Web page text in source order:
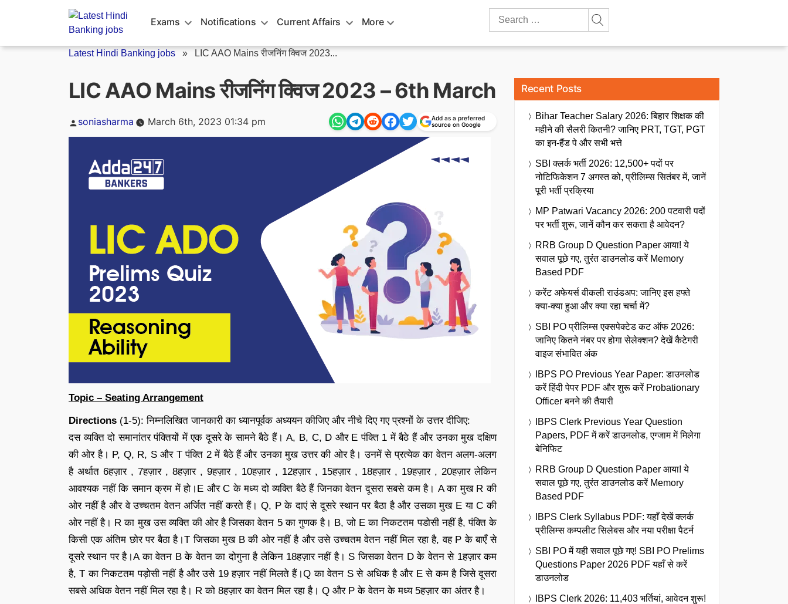
Exams Notifications Current Affairs More
Search
Latest Hindi Banking jobs » LIC AAO Mains रीजनिंग क्विज 2023...
LIC AAO Mains रीजनिंग क्विज 2023 – 6th March
Posted
soniasharma March 6th, 2023 01:34 pm
Add as a preferred
source on Google
Topic – Seating Arrangement
Directions (1-5): निम्नलिखित जानकारी का ध्यानपूर्वक अध्ययन कीजिए और नीचे दिए गए प्रश्नों के उत्तर दीजिए:
दस व्यक्ति दो समानांतर पंक्तियों में एक दूसरे के सामने बैठे हैं। A, B, C, D और E पंक्ति 1 में बैठे हैं और उनका मुख दक्षिण
की ओर है। P, Q, R, S और T पंक्ति 2 में बैठे हैं और उनका मुख उत्तर की ओर है। उनमें से प्रत्येक का वेतन अलग-अलग
है अर्थात 6हज़ार , 7हज़ार , 8हज़ार , 9हज़ार , 10हज़ार , 12हज़ार , 15हज़ार , 18हज़ार , 19हज़ार , 20हज़ार लेकिन
आवश्यक नहीं कि समान क्रम में हो।E और C के मध्य दो व्यक्ति बैठे हैं जिनका वेतन दूसरा सबसे कम है। A का मुख R की
ओर नहीं है और वे उच्चतम वेतन अर्जित नहीं करते हैं। Q, P के दाएं से दूसरे स्थान पर बैठा है और उसका मुख E या C की
ओर नहीं है। R का मुख उस व्यक्ति की ओर है जिसका वेतन 5 का गुणक है। B, जो E का निकटतम पडोसी नहीं है, पंक्ति के
किसी एक अंतिम छोर पर बैठा है।T जिसका मुख B की ओर नहीं है और उसे उच्चतम वेतन नहीं मिल रहा है, वह P के बाएँ से
दूसरे स्थान पर है।A का वेतन B के वेतन का दोगुना है लेकिन 18हज़ार नहीं है। S जिसका वेतन D के वेतन से 1हज़ार कम
है, T का निकटतम पड़ोसी नहीं है और उसे 19 हज़ार नहीं मिलते हैं।Q का वेतन S से अधिक है और E से कम है जिसे दूसरा
सबसे अधिक वेतन नहीं मिल रहा है। R को 8हज़ार का वेतन मिल रहा है। Q और P के वेतन के मध्य 5हज़ार का अंतर है।
Recent Posts
Bihar Teacher Salary 2026: बिहार शिक्षक की
महीने की सैलरी कितनी? जानिए PRT, TGT, PGT
का इन-हैंड पे और सभी भत्ते
SBI क्लर्क भर्ती 2026: 12,500+ पदों पर
नोटिफिकेशन 7 अगस्त को, प्रीलिम्स सितंबर में, जानें
पूरी भर्ती प्रक्रिया
MP Patwari Vacancy 2026: 200 पटवारी पदों
पर भर्ती शुरू, जानें कौन कर सकता है आवेदन?
RRB Group D Question Paper आया! ये
सवाल पूछे गए, तुरंत डाउनलोड करें Memory
Based PDF
करेंट अफेयर्स वीकली राउंडअप: जानिए इस हफ्ते
क्या-क्या हुआ और क्या रहा चर्चा में?
SBI PO प्रीलिम्स एक्सपेक्टेड कट ऑफ 2026:
जानिए कितने नंबर पर होगा सेलेक्शन? देखें कैटेगरी
वाइज संभावित अंक
IBPS PO Previous Year Paper: डाउनलोड
करें हिंदी पेपर PDF और शुरू करें Probationary
Officer बनने की तैयारी
IBPS Clerk Previous Year Question
Papers, PDF में करें डाउनलोड, एग्जाम में मिलेगा
बेनिफिट
RRB Group D Question Paper आया! ये
सवाल पूछे गए, तुरंत डाउनलोड करें Memory
Based PDF
IBPS Clerk Syllabus PDF: यहाँ देखें क्लर्क
प्रीलिम्स कम्पलीट सिलेबस और नया परीक्षा पैटर्न
SBI PO में यही सवाल पूछे गए! SBI PO Prelims
Questions Paper 2026 PDF यहाँ से करें
डाउनलोड
IBPS Clerk 2026: 11,403 भर्तियां, आवेदन शुरू!